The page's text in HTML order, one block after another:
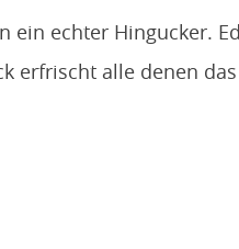
echter Hingucker.
erfrischt alle denen